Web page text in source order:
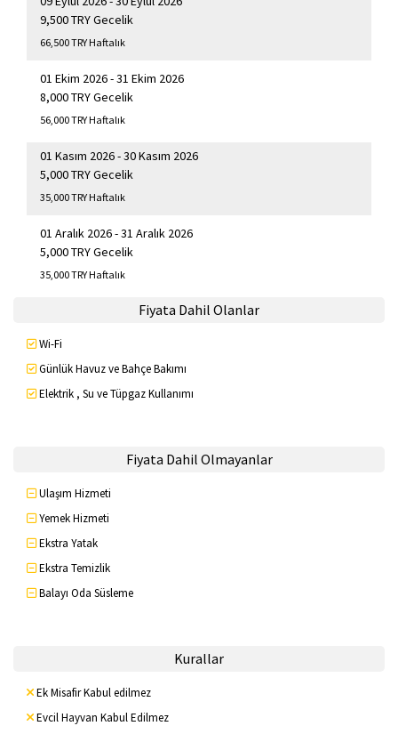
9,500 TRY Gecelik
66,500 TRY Haftalık
01 Ekim 2026 - 31 Ekim 2026
8,000 TRY Gecelik
56,000 TRY Haftalık
01 Kasım 2026 - 30 Kasım 2026
5,000 TRY Gecelik
35,000 TRY Haftalık
01 Aralık 2026 - 31 Aralık 2026
5,000 TRY Gecelik
35,000 TRY Haftalık
Fiyata Dahil Olanlar
Wi-Fi
Günlük Havuz ve Bahçe Bakımı
Elektrik , Su ve Tüpgaz Kullanımı
Fiyata Dahil Olmayanlar
Ulaşım Hizmeti
Yemek Hizmeti
Ekstra Yatak
Ekstra Temizlik
Balayı Oda Süsleme
Kurallar
Ek Misafir Kabul edilmez
Evcil Hayvan Kabul Edilmez